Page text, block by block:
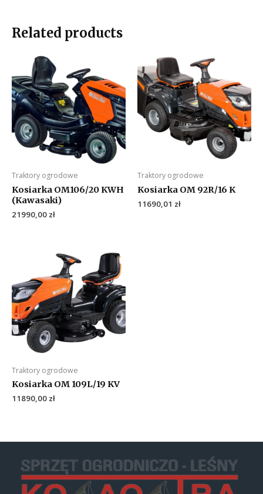
Related products
Traktory ogrodowe
Kosiarka OM106/20 KWH
(Kawasaki)
21990,00 zł
Traktory ogrodowe
Kosiarka OM 92R/16 K
11690,01 zł
Traktory ogrodowe
Kosiarka OM 109L/19 KV
11890,00 zł